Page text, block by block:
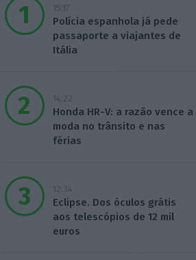
15:17
Polícia espanhola já pede
passaporte a viajantes de
Itália
14:22
Honda HR-V: a razão vence a
moda no trânsito e nas
férias
12:34
Eclipse. Dos óculos grátis
aos telescópios de 12 mil
euros